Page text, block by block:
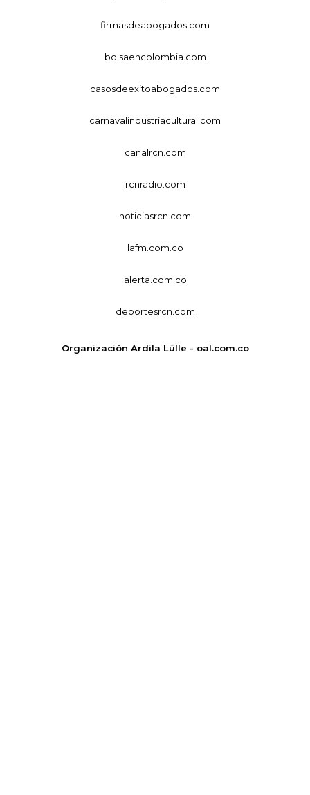
firmasdeabogados.com
bolsaencolombia.com
casosdeexitoabogados.com
carnavalindustriacultural.com
canalrcn.com
rcnradio.com
noticiasrcn.com
lafm.com.co
alerta.com.co
deportesrcn.com
Organización Ardila Lülle - oal.com.co